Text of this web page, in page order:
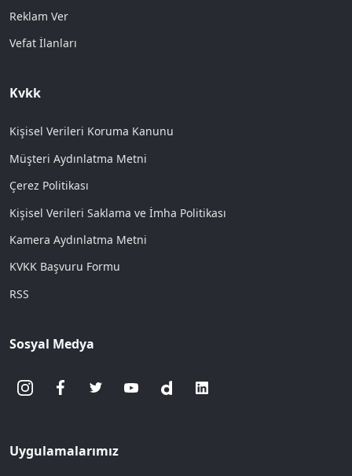
Reklam Ver
Vefat İlanları
Kvkk
Kişisel Verileri Koruma Kanunu
Müşteri Aydınlatma Metni
Çerez Politikası
Kişisel Verileri Saklama ve İmha Politikası
Kamera Aydınlatma Metni
KVKK Başvuru Formu
RSS
Sosyal Medya
Uygulamalarımız